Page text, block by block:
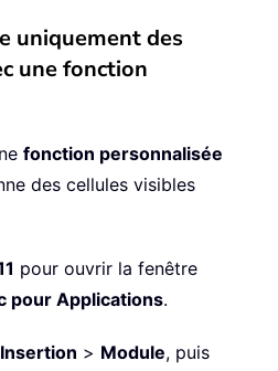
uniquement des
une fonction
fonction personnalisée
des cellules visibles
pour ouvrir la fenêtre
pour Applications.
Insertion > Module, puis